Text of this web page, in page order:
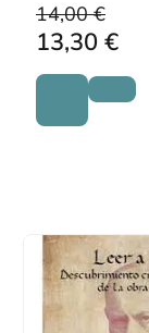
14,00 €
13,30 €